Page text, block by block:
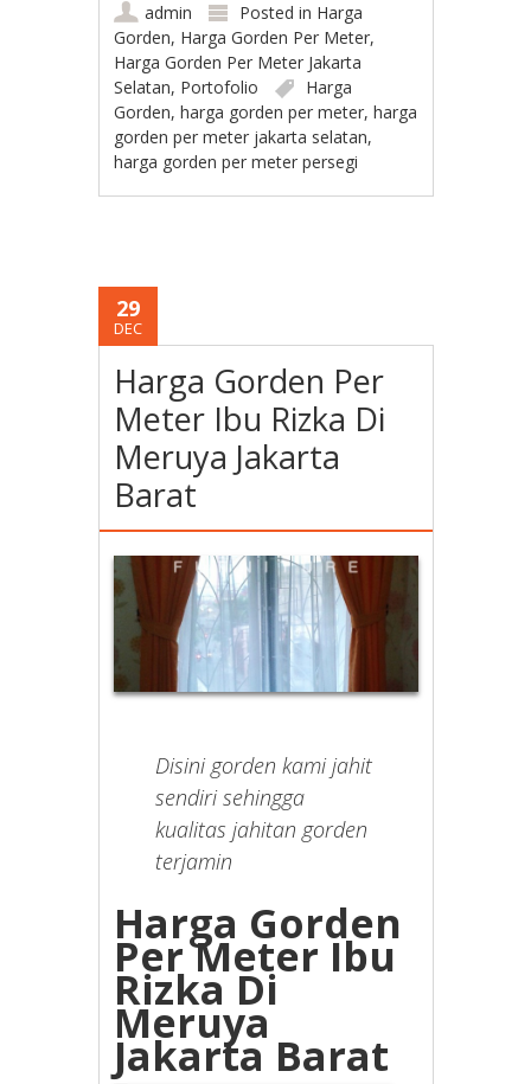
admin
Posted in Harga
Gorden, Harga Gorden Per Meter,
Harga Gorden Per Meter Jakarta
Selatan, Portofolio
Harga
Gorden,harga gorden per meter,harga
gorden per meter jakarta selatan,
harga gorden per meter persegi
29
DEC
Harga Gorden Per
Meter Ibu Rizka Di
Meruya Jakarta
Barat
Disini gorden kami jahit
sendiri sehingga
kualitas jahitan gorden
terjamin
Harga Gorden
Per Meter Ibu
Rizka Di
Meruya
Jakarta Barat